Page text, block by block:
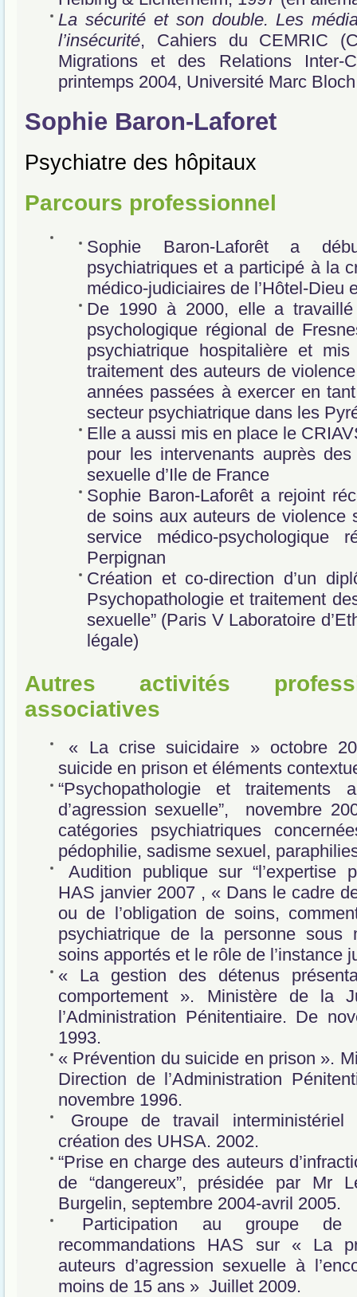
La sécurité et son double. Les
l’insécurité, Cahiers du CEMRIC
Migrations et des Relations Inter-
printemps 2004, Université Marc
Sophie Baron-Laforet
Psychiatre des hôpitaux
Parcours professionnel
Sophie Baron-Laforêt a
psychiatriques et a participé à la
médico-judiciaires de l’Hôtel-Dieu
De 1990 à 2000, elle a
psychologique régional de
psychiatrique hospitalière et
traitement des auteurs de
années passées à exercer en
secteur psychiatrique dans les
Elle a aussi mis en place le
pour les intervenants auprès
sexuelle d’Ile de France
Sophie Baron-Laforêt a rejoint
de soins aux auteurs de violence
service médico-psychologique
Perpignan
Création et co-direction d’un
Psychopathologie et traitement
sexuelle” (Paris V Laboratoire
légale)
Autres activités
associatives
« La crise suicidaire » octobre
suicide en prison et éléments
“Psychopathologie et traitements
d’agression sexuelle”, novembre
catégories psychiatriques
pédophilie, sadisme sexuel,
Audition publique sur “l’expertise
HAS janvier 2007 , « Dans le cadre
ou de l’obligation de soins,
psychiatrique de la personne sous
soins apportés et le rôle de l’instance
« La gestion des détenus
comportement ». Ministère de la
l’Administration Pénitentiaire. De
1993.
« Prévention du suicide en prison ».
Direction de l’Administration
novembre 1996.
Groupe de travail interministériel
création des UHSA. 2002.
“Prise en charge des auteurs
de “dangereux”, présidée par Mr
Burgelin, septembre 2004-avril 2005.
Participation au groupe
recommandations HAS sur « La
auteurs d’agression sexuelle à
moins de 15 ans » Juillet 2009.